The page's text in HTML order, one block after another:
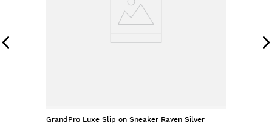
GrandPro Luxe Slip on Sneaker Raven Silver